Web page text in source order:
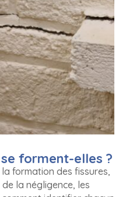
forment-elles ?
formation des fissures,
la négligence, les